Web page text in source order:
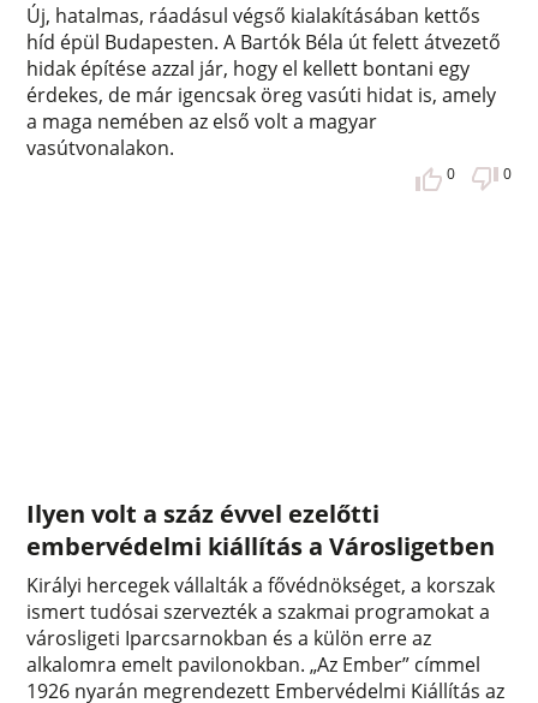
Új, hatalmas, ráadásul végső kialakításában kettős
híd épül Budapesten. A Bartók Béla út felett átvezető
hidak építése azzal jár, hogy el kellett bontani egy
érdekes, de már igencsak öreg vasúti hidat is, amely
a maga nemében az első volt a magyar
vasútvonalakon.
0 0
Ilyen volt a száz évvel ezelőtti
embervédelmi kiállítás a Városligetben
Királyi hercegek vállalták a fővédnökséget, a korszak
ismert tudósai szervezték a szakmai programokat a
városligeti Iparcsarnokban és a külön erre az
alkalomra emelt pavilonokban. „Az Ember” címmel
1926 nyarán megrendezett Embervédelmi Kiállítás az